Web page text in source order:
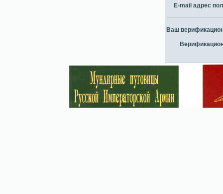
E-mail адрес
Ваш